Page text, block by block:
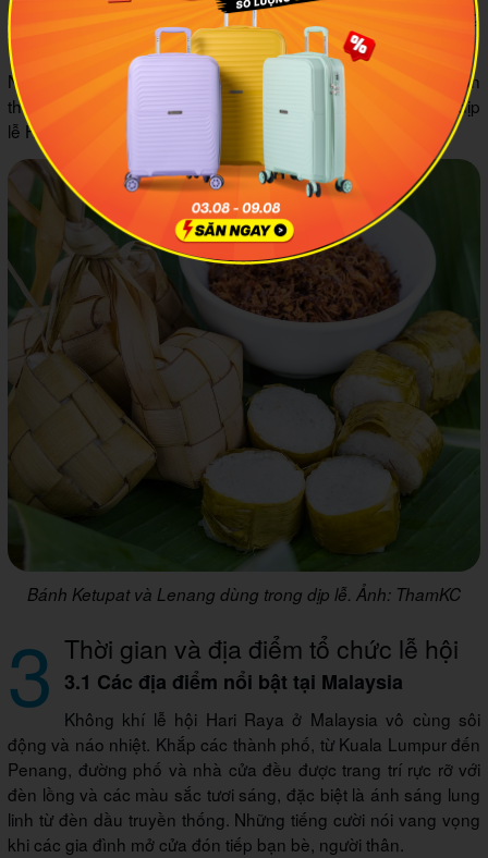
-
: Món kẹo dẻo truyền thống, làm từ gạo nếp, đường
thốt nốt và nước cốt dừa.
Những món ăn này không chỉ là bữa tiệc ngon miệng mà còn
thể hiện sự gắn kết của gia đình và lòng hiếu khách trong dịp
lễ Hari Raya.
Bánh Ketupat và Lenang dùng trong dịp lễ. Ảnh: ThamKC
3 Thời gian và địa điểm tổ chức lễ hội
3.1 Các địa điểm nổi bật tại Malaysia
Không khí lễ hội Hari Raya ở Malaysia vô cùng sôi
động và náo nhiệt. Khắp các thành phố, từ Kuala Lumpur đến
Penang, đường phố và nhà cửa đều được trang trí rực rỡ với
đèn lồng và các màu sắc tươi sáng, đặc biệt là ánh sáng lung
linh từ đèn dầu truyền thống. Những tiếng cười nói vang vọng
khi các gia đình mở cửa đón tiếp bạn bè, người thân.